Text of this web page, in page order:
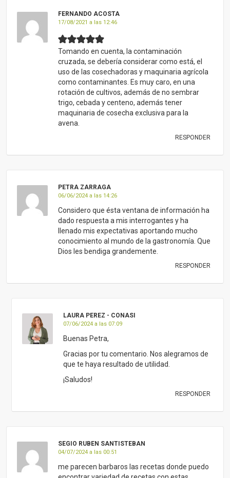
FERNANDO ACOSTA
17/08/2021 a las 12:46
Tomando en cuenta, la contaminación
cruzada, se debería considerar como está, el
uso de las cosechadoras y maquinaria agrícola
como contaminantes. Es muy caro, en una
rotación de cultivos, además de no sembrar
trigo, cebada y centeno, además tener
maquinaria de cosecha exclusiva para la
avena.
RESPONDER
PETRA ZARRAGA
06/06/2024 a las 14:26
Considero que ésta ventana de información ha
dado respuesta a mis interrogantes y ha
llenado mis expectativas aportando mucho
conocimiento al mundo de la gastronomía. Que
Dios les bendiga grandemente.
RESPONDER
LAURA PEREZ - CONASI
07/06/2024 a las 07:09
Buenas Petra,
Gracias por tu comentario. Nos alegramos de
que te haya resultado de utilidad.
¡Saludos!
RESPONDER
SEGIO RUBEN SANTISTEBAN
04/07/2024 a las 00:51
me parecen barbaros las recetas donde puedo